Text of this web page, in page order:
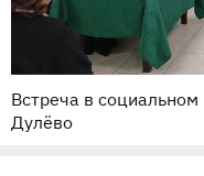
Встреча в
Дулёво